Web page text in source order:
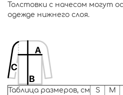
Толстовки с начесом могут
одежде нижнего слоя.
Таблица размеров, см S M